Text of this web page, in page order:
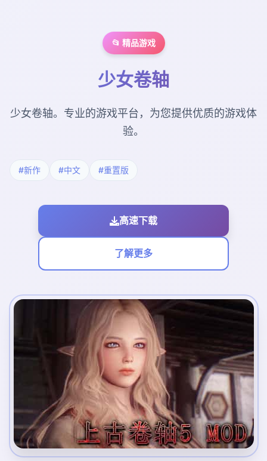
📂 精品游戏
少女卷轴
少女卷轴。专业的游戏平台，为您提供优质的游戏体
验。
#新作 #中文 #重置版
高速下载
了解更多